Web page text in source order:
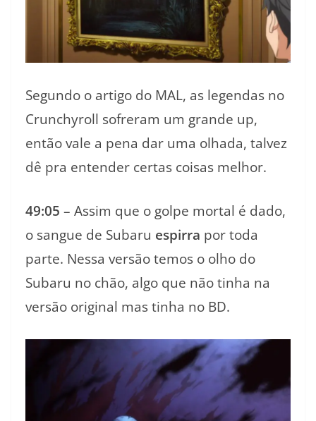
Segundo o artigo do MAL, as legendas no
Crunchyroll sofreram um grande up,
então vale a pena dar uma olhada, talvez
dê pra entender certas coisas melhor.
49:05 – Assim que o golpe mortal é dado,
o sangue de Subaru espirra por toda
parte. Nessa versão temos o olho do
Subaru no chão, algo que não tinha na
versão original mas tinha no BD.